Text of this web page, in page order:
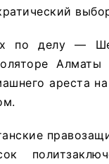
по делу —
ареста